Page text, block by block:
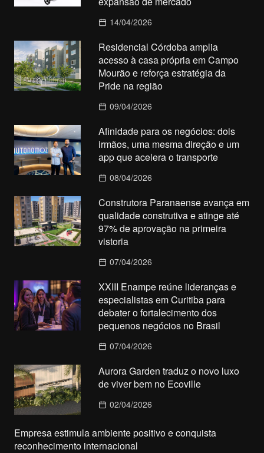
14/04/2026
Residencial Córdoba amplia
acesso à casa própria em Campo
Mourão e reforça estratégia da
Pride na região
09/04/2026
Afinidade para os negócios: dois
irmãos, uma mesma direção e um
app que acelera o transporte
08/04/2026
Construtora Paranaense avança em
qualidade construtiva e atinge até
97% de aprovação na primeira
vistoria
07/04/2026
XXIII Enampe reúne lideranças e
especialistas em Curitiba para
debater o fortalecimento dos
pequenos negócios no Brasil
07/04/2026
Aurora Garden traduz o novo luxo
de viver bem no Ecoville
02/04/2026
Empresa estimula ambiente positivo e conquista
reconhecimento internacional